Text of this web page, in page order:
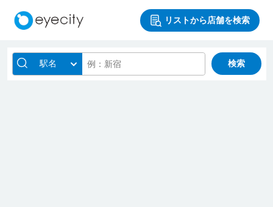
リストから店舗を検索
駅名 検索